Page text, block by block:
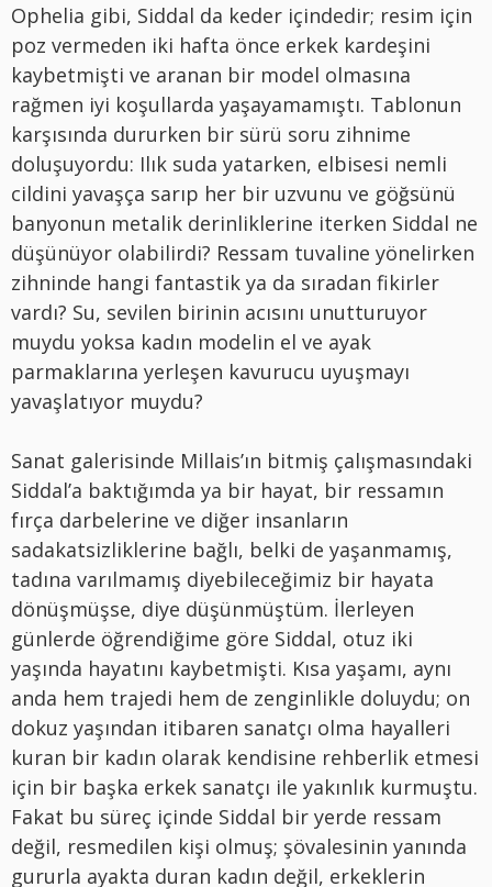
Ophelia gibi, Siddal da keder içindedir; resim için
poz vermeden iki hafta önce erkek kardeşini
kaybetmişti ve aranan bir model olmasına
rağmen iyi koşullarda yaşayamamıştı. Tablonun
karşısında dururken bir sürü soru zihnime
doluşuyordu: Ilık suda yatarken, elbisesi nemli
cildini yavaşça sarıp her bir uzvunu ve göğsünü
banyonun metalik derinliklerine iterken Siddal ne
düşünüyor olabilirdi? Ressam tuvaline yönelirken
zihninde hangi fantastik ya da sıradan fikirler
vardı? Su, sevilen birinin acısını unutturuyor
muydu yoksa kadın modelin el ve ayak
parmaklarına yerleşen kavurucu uyuşmayı
yavaşlatıyor muydu?
Sanat galerisinde Millais’ın bitmiş çalışmasındaki
Siddal’a baktığımda ya bir hayat, bir ressamın
fırça darbelerine ve diğer insanların
sadakatsizliklerine bağlı, belki de yaşanmamış,
tadına varılmamış diyebileceğimiz bir hayata
dönüşmüşse, diye düşünmüştüm. İlerleyen
günlerde öğrendiğime göre Siddal, otuz iki
yaşında hayatını kaybetmişti. Kısa yaşamı, aynı
anda hem trajedi hem de zenginlikle doluydu; on
dokuz yaşından itibaren sanatçı olma hayalleri
kuran bir kadın olarak kendisine rehberlik etmesi
için bir başka erkek sanatçı ile yakınlık kurmuştu.
Fakat bu süreç içinde Siddal bir yerde ressam
değil, resmedilen kişi olmuş; şövalesinin yanında
gururla ayakta duran kadın değil, erkeklerin